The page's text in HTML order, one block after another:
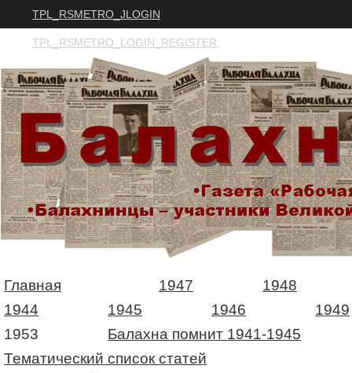
TPL_RSMETRO_JLOGIN
TPL_RSMETRO_LOGIN_REGISTER
Главная 1947
1948
1944
1945 1946
1949
1953
Балахна помнит 1941-1945
Тематический список статей